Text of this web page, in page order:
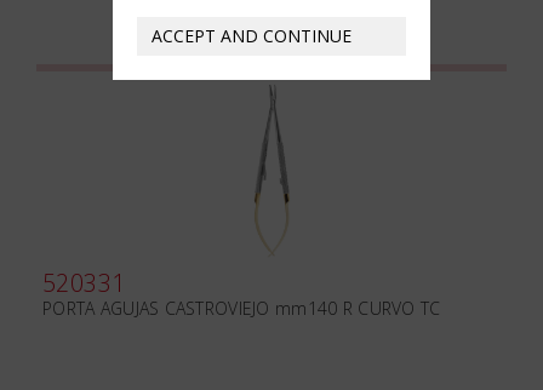
520331
PORTA AGUJAS CASTROVIEJO mm140 R CURVO TC
ACCEPT AND CONTINUE